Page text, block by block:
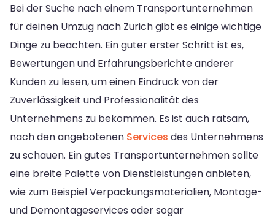
Bei der Suche nach einem Transportunternehmen
für deinen Umzug nach Zürich gibt es einige wichtige
Dinge zu beachten. Ein guter erster Schritt ist es,
Bewertungen und Erfahrungsberichte anderer
Kunden zu lesen, um einen Eindruck von der
Zuverlässigkeit und Professionalität des
Unternehmens zu bekommen. Es ist auch ratsam,
nach den angebotenen Services des Unternehmens
zu schauen. Ein gutes Transportunternehmen sollte
eine breite Palette von Dienstleistungen anbieten,
wie zum Beispiel Verpackungsmaterialien, Montage-
und Demontageservices oder sogar